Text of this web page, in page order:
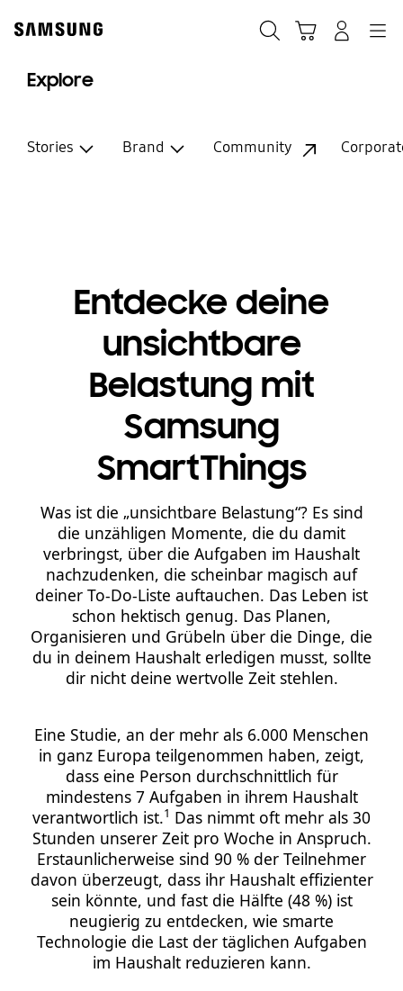
helpExplore
Stories Brand Community
Entdecke deine
unsichtbare
Belastung mit
Samsung
SmartThings
Was ist die „unsichtbare Belastung“? Es sind
die unzähligen Momente, die du damit
verbringst, über die Aufgaben im Haushalt
nachzudenken, die scheinbar magisch auf
deiner To-Do-Liste auftauchen. Das Leben ist
schon hektisch genug. Das Planen,
Organisieren und Grübeln über die Dinge, die
du in deinem Haushalt erledigen musst, sollte
dir nicht deine wertvolle Zeit stehlen.
Eine Studie, an der mehr als 6.000 Menschen
in ganz Europa teilgenommen haben, zeigt,
dass eine Person durchschnittlich für
mindestens 7 Aufgaben in ihrem Haushalt
verantwortlich ist.1 Das nimmt oft mehr als 30
Stunden unserer Zeit pro Woche in Anspruch.
Erstaunlicherweise sind 90 % der Teilnehmer
davon überzeugt, dass ihr Haushalt effizienter
sein könnte, und fast die Hälfte (48 %) ist
neugierig zu entdecken, wie smarte
Technologie die Last der täglichen Aufgaben
im Haushalt reduzieren kann.